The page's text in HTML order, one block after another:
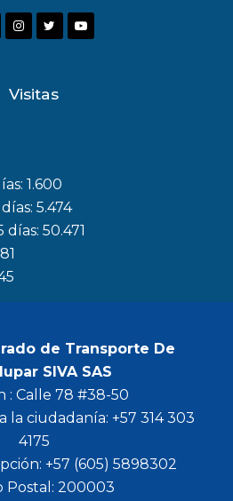
I
a
m
r
Y
Visitas
1.600
días:5.474
días:50.471
de Transporte De
SIVA SAS
: Calle 78 #38-50
la ciudadanía: +57 314 303
4175
+57 (605) 5898302
Postal: 200003